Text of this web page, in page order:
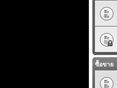
ซื้อขาย